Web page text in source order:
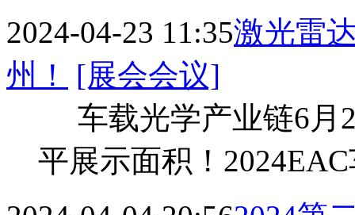
2024-04-23 11:35激光雷
州！
[展会会议]
车载光学产业链6月
平展示面积！